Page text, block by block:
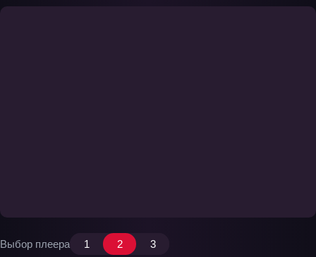
Выбор плеера 1 2 3